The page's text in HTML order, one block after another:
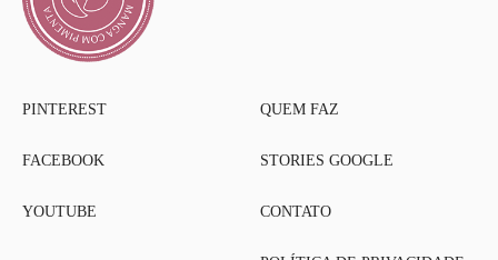
PINTEREST
FACEBOOK
YOUTUBE
QUEM FAZ
STORIES GOOGLE
CONTATO